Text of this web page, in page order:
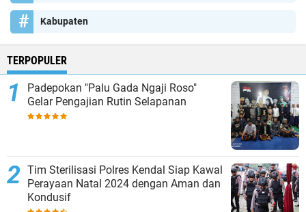
Kabupaten
TERPOPULER
Padepokan "Palu Gada Ngaji Roso"
Gelar Pengajian Rutin Selapanan
Tim Sterilisasi Polres Kendal Siap Kawal
Perayaan Natal 2024 dengan Aman dan
Kondusif